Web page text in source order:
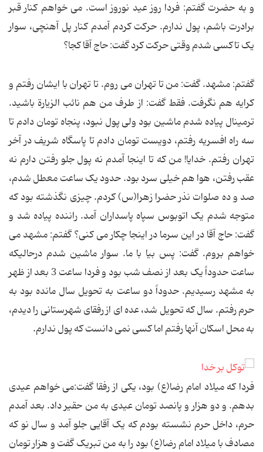
و به حضرت گفتم: فردا روز عید نوروز است. می خواهم کنار قبر
برادرت باشم، پول ندارم. حرکت کردم آمدم کنار پل آهنچی، سوار
یک تاکسی شدم وقتی حرکت کرد گفت: حاج آقا کجا؟
گفتم: مشهد. گفت: من تا تهران می روم. تا تهران با ایشان رفتم و
کرایه هم نگرفت. فقط گفت: از طرف من هم نائب الزیارة باشید.
ترمینال پیاده شدم ماشین بود ولی پول نبود، پنجاه تومان دادم تا
سه راه افسریه رفتم، دویست تومان دادم تا پاسگاه شریف در آخر
تهران رفتم. خدایا! من که تا اینجا آمدم نه پول جلو رفتن دارم نه
عقب رفتن، هوا هم خیلی سرد بود. حدود یک ساعت معطل شدم،
صد و ده صلوات نذر حضرا زهرا(س) کردم. چیزی نگذشته بود که
متوجه شدم یک اتوبوس سپاه پاسداران آمد. راننده پیاده شد و
گفت: حاج آقا در این سرما در اینجا چکار می کنی؟ گفتم: مشهد می
خواهم بروم. گفت: پس بیا با ما. سوار ماشین شدم درحالیکه
ساعت حدوداً یک بعد از نصف شب بود و فردا ساعت 3 بعد از ظهر
به مشهد رسیدیم. حدوداً دو ساعت به تحویل سال مانده بود به
حرم رفتم. سال که تحویل شد، عده ای از رفقای شهرستانی را دیدم،
به محل اسکان آنها رفتم اما کسی نمی دانست که پول ندارم.
فردا که میلاد امام رضا(ع) بود، یکی از رفقا گفت:می خواهم عیدی
بدهم. و دو هزار و پانصد تومان عیدی به من حقیر داد. بعد آمدم
حرم، داخل حرم نشسته بودم که یک آقایی جلو آمد و سال نو که
مصادف با میلاد امام رضا(ع) بود را به من تبریک گفت و هزار تومان